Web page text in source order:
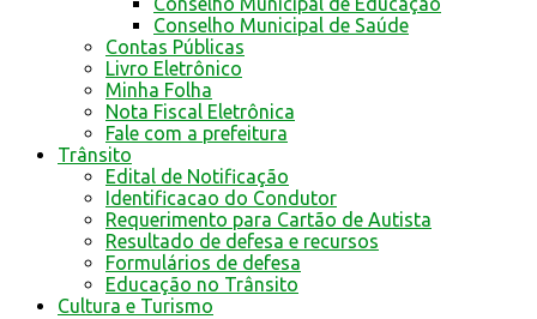
Conselho Municipal de Saúde
Contas Públicas
Livro Eletrônico
Minha Folha
Nota Fiscal Eletrônica
Fale com a prefeitura
Trânsito
Edital de Notificação
Identificacao do Condutor
Requerimento para Cartão de Autista
Resultado de defesa e recursos
Formulários de defesa
Educação no Trânsito
Cultura e Turismo